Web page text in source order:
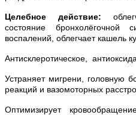
Целебное действие:
состояние бронхолёгочной
воспалений, облегчает кашель
Антисклеротическое,
Устраняет мигрени, головную
реакций и вазомоторных
Оптимизирует